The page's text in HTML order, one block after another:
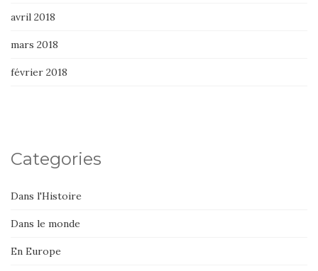
avril 2018
mars 2018
février 2018
Categories
Dans l'Histoire
Dans le monde
En Europe